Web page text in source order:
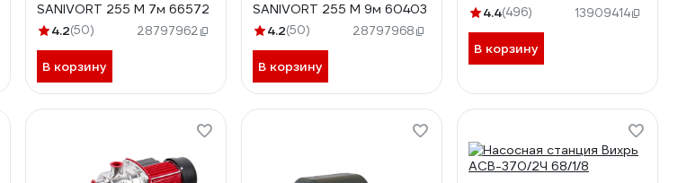
SANIVORT 255 M 7м 66572
4.2(50) 28797962
В корзину
SANIVORT 255 M 9м 60403
4.2(50) 28797968
В корзину
4.4(496) 13909414
В корзину